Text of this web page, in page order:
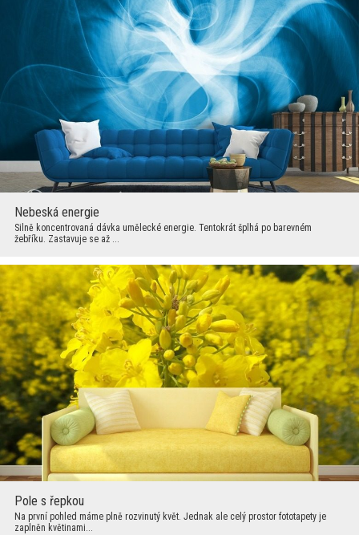
Nebeská energie
Silně koncentrovaná dávka umělecké energie. Tentokrát šplhá po barevném
žebříku. Zastavuje se až ...
Pole s řepkou
Na první pohled máme plně rozvinutý květ. Jednak ale celý prostor fototapety je
zaplněn květinami...